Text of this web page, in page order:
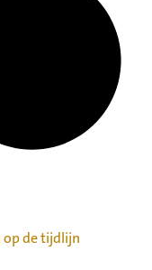
op de tijdlijn